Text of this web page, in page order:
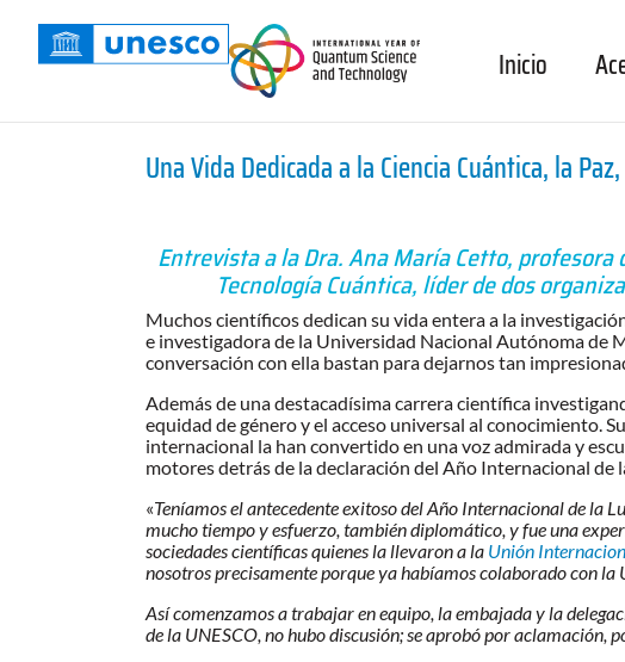
Inicio
Una Vida Dedicada a la Ciencia Cuántica, la
Entrevista a la Dra. Ana María Cetto,
Tecnología Cuántica, líder de dos
Muchos científicos dedican su vida entera a la
e investigadora de la Universidad Nacional Autónoma de
conversación con ella bastan para dejarnos tan
Además de una destacadísima carrera científica
equidad de género y el acceso universal al conocimiento.
internacional la han convertido en una voz admirada y
motores detrás de la declaración del Año Internacional de
«Teníamos el antecedente exitoso del Año Internacional de la
mucho tiempo y esfuerzo, también diplomático, y fue una
sociedades científicas quienes la llevaron a la Unión
nosotros precisamente porque ya habíamos colaborado con
Así comenzamos a trabajar en equipo, la embajada y la
de la UNESCO, no hubo discusión; se aprobó por aclamación,